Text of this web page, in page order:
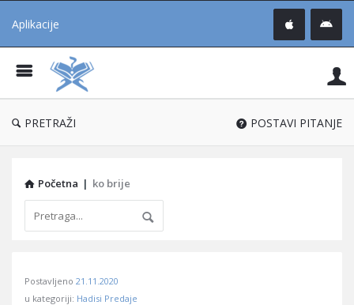
Aplikacije
®
PRETRAŽI POSTAVI PITANJE
Početna | ko brije
Učene
Postavljeno 21.11.2020
u kategoriji: Hadisi Predaje